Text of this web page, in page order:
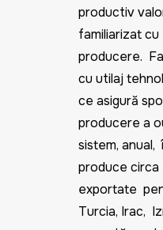
productiv
familiarizat
producere.
cu utilaj
ce asigură
producere a
sistem,
produce circa
exportate
Turcia, Irac,